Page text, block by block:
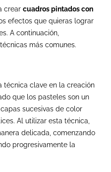
crear cuadros pintados con
efectos que quieras lograr
A continuación,
más comunes.
técnica clave en la creación
que los pasteles son un
sucesivas de color
Al utilizar esta técnica,
delicada, comenzando
progresivamente la